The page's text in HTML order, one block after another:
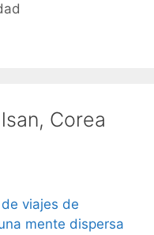
Corea
viajes de
mente dispersa